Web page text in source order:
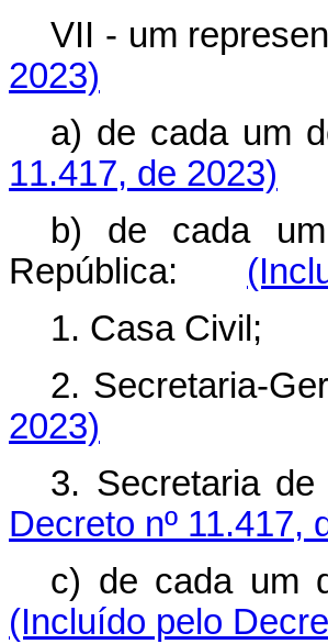
VII - um
2023)
a) de cada
11.417, de 2023)
b) de cada
República:
1. Casa Civil;
2. Secretaria-
2023)
3. Secretaria
Decreto nº 11.417,
c) de cada
(Incluído pelo